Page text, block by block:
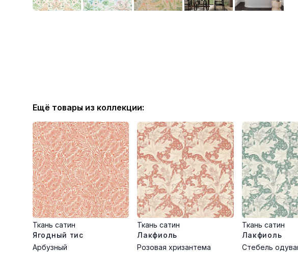
Ещё товары из коллекции:
Ткань сатин
Ягодный тис
Арбузный
Ткань сатин
Лакфиоль
Розовая хризантема
Ткань сатин
Лакфиоль
Стебель